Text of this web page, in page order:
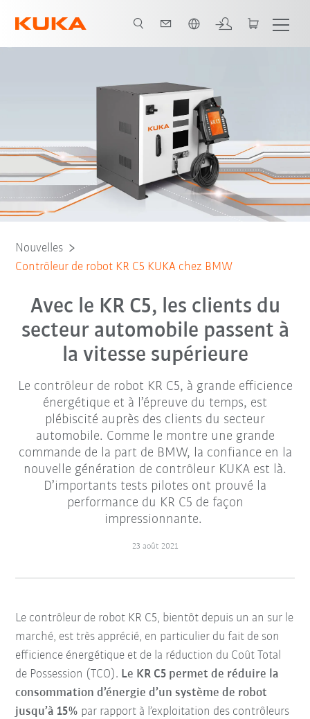
Nouvelles
Contrôleur de robot KR C5 KUKA chez BMW
Avec le KR C5, les clients du
secteur automobile passent à
la vitesse supérieure
Le contrôleur de robot KR C5, à grande efficience
énergétique et à l’épreuve du temps, est
plébiscité auprès des clients du secteur
automobile. Comme le montre une grande
commande de la part de BMW, la confiance en la
nouvelle génération de contrôleur KUKA est là.
D’importants tests pilotes ont prouvé la
performance du KR C5 de façon
impressionnante.
23 août 2021
Le contrôleur de robot KR C5, bientôt depuis un an sur le
marché, est très apprécié, en particulier du fait de son
efficience énergétique et de la réduction du Coût Total
de Possession (TCO). Le KR C5 permet de réduire la
consommation d’énergie d’un système de robot
jusqu’à 15% par rapport à l’exploitation des contrôleurs